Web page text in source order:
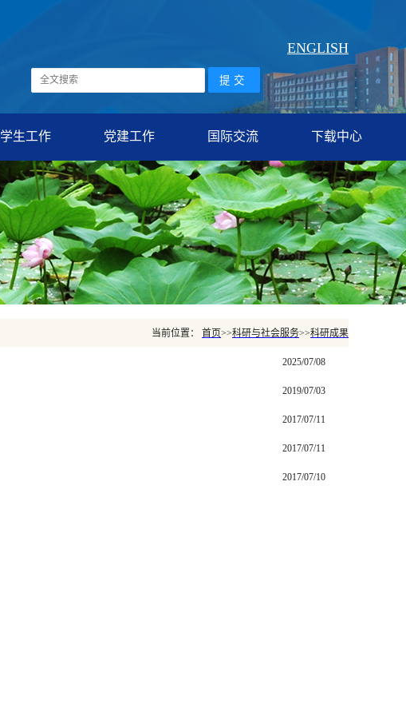
ENGLISH
学生工作 党建工作 国际交流 下载中心
当前位置： 首页>>科研与社会服务>>科研成果
2025/07/08
2019/07/03
2017/07/11
2017/07/11
2017/07/10